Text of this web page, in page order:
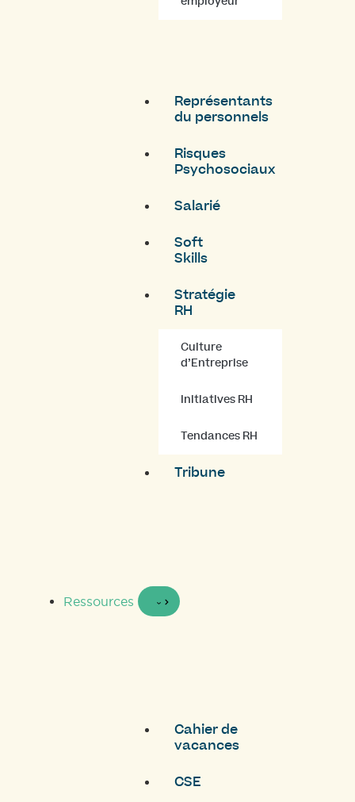
Représentants
du personnels
Risques
Psychosociaux
Salarié
Soft
Skills
Stratégie
RH
Culture
d’Entreprise
Initiatives RH
Tendances RH
Tribune
Ressources
Cahier de
vacances
CSE